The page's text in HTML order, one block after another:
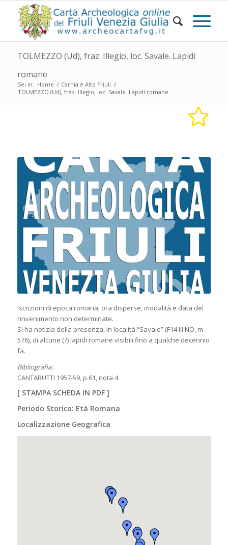
TOLMEZZO (Ud), fraz. Illegio, loc. Savale. Lapidi
romane.
Sei in: Home / Carnia e Alto Friuli /
TOLMEZZO (Ud), fraz. Illegio, loc. Savale. Lapidi romane.
Iscrizioni di epoca romana, ora disperse, modalità e data del
rinvenimento non determinate.
Si ha notizia della presenza, in località “Savale” (F14 III NO, m
576), di alcune (?) lapidi romane visibili fino a qualche decennio
fa.
Bibliografia:
CANTARUTTI 1957-59, p.61, nota 4.
[ STAMPA SCHEDA IN PDF]
Periodo Storico: Età Romana
Localizzazione Geografica